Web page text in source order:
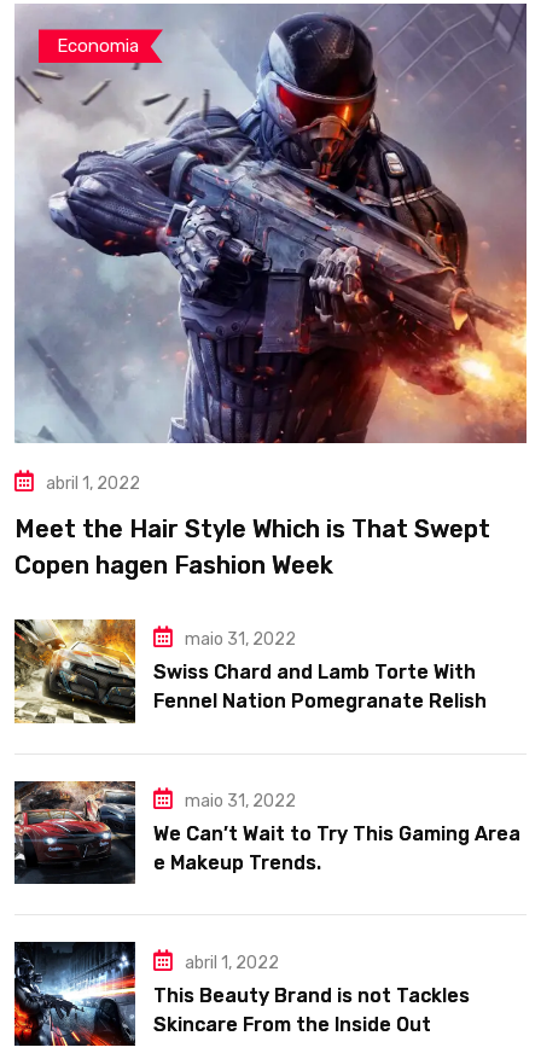
Economia
abril 1, 2022
Meet the Hair Style Which is That Swept
Copen hagen Fashion Week
maio 31, 2022
Swiss Chard and Lamb Torte With
Fennel Nation Pomegranate Relish
maio 31, 2022
We Can’t Wait to Try This Gaming Area
e Makeup Trends.
abril 1, 2022
This Beauty Brand is not Tackles
Skincare From the Inside Out